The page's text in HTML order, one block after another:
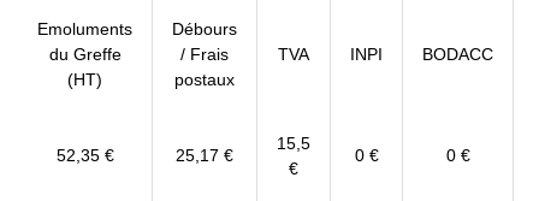
Emoluments
du Greffe
(HT)
Débours
/ Frais
postaux
TVA INPI BODACC
52,35 € 25,17 €
15,5
€
0 € 0 €